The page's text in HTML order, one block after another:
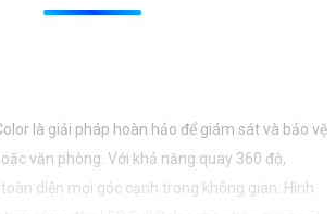
là giải pháp hoàn hảo để giám sát và bảo vệ
văn phòng. Với khả năng quay 360 độ,
diện mọi góc cạnh trong không gian. Hình